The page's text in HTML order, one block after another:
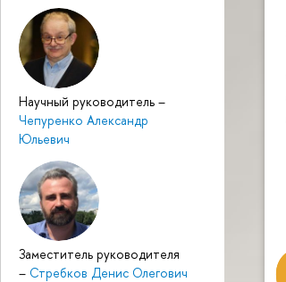
Научный руководитель –
Чепуренко Александр
Юльевич
Заместитель руководителя
– Стребков Денис Олегович